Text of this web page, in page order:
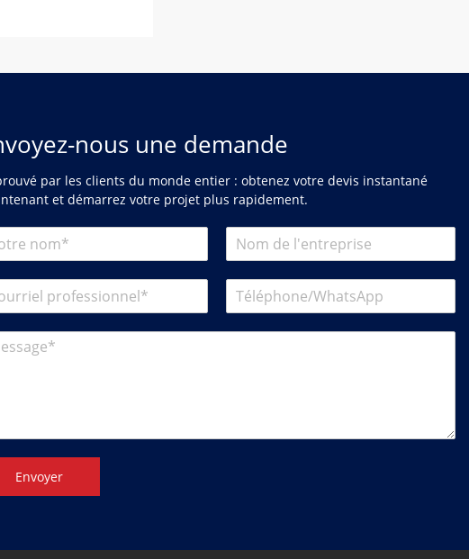
nous une demande
par les clients du monde entier : obtenez votre devis instantané
et démarrez votre projet plus rapidement.
Envoyer